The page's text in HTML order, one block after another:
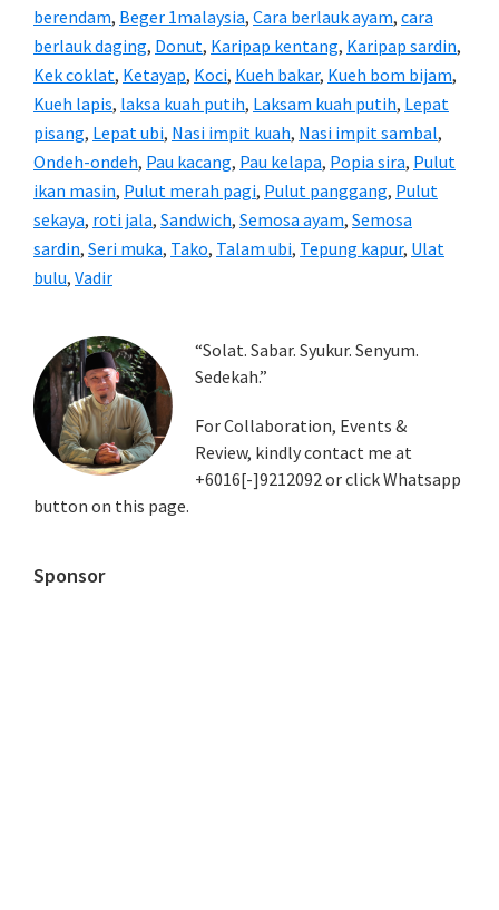
berendam, Beger 1malaysia, Cara berlauk ayam, cara
berlauk daging, Donut, Karipap kentang, Karipap sardin,
Kek coklat, Ketayap, Koci, Kueh bakar, Kueh bom bijam,
Kueh lapis, laksa kuah putih, Laksam kuah putih, Lepat
pisang, Lepat ubi, Nasi impit kuah, Nasi impit sambal,
Ondeh-ondeh, Pau kacang, Pau kelapa, Popia sira, Pulut
ikan masin, Pulut merah pagi, Pulut panggang, Pulut
sekaya, roti jala, Sandwich, Semosa ayam, Semosa
sardin, Seri muka, Tako, Talam ubi, Tepung kapur, Ulat
bulu, Vadir
Primary
Sidebar
“Solat. Sabar. Syukur. Senyum.
Sedekah.”
For Collaboration, Events &
Review, kindly contact me at
+6016[-]9212092 or click Whatsapp
button on this page.
Sponsor